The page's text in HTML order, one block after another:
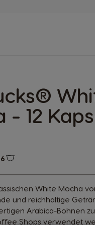
- 12
White Mocha
und reichhaltige
Arabica-Bohnen
Shops verwendet